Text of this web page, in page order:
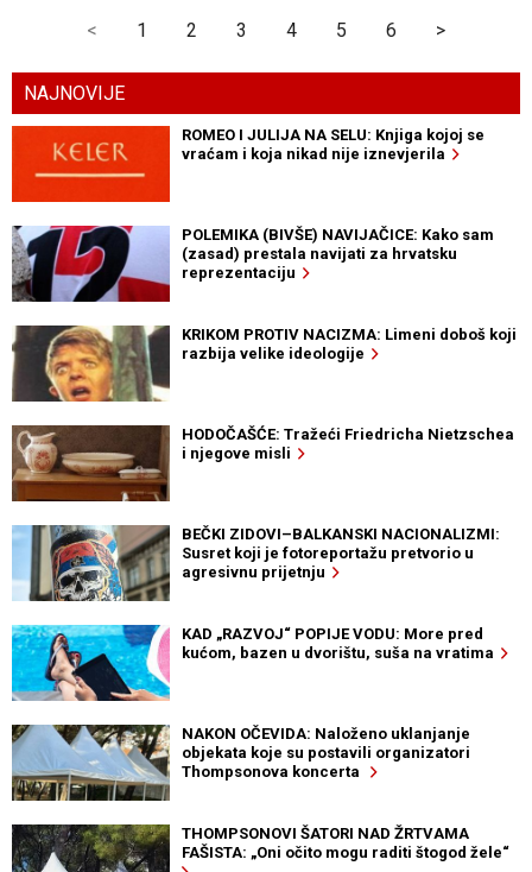
< 1 2 3 4 5 6 >
NAJNOVIJE
ROMEO I JULIJA NA SELU: Knjiga kojoj se
vraćam i koja nikad nije iznevjerila
POLEMIKA (BIVŠE) NAVIJAČICE: Kako sam
(zasad) prestala navijati za hrvatsku
reprezentaciju
KRIKOM PROTIV NACIZMA: Limeni doboš koji
razbija velike ideologije
HODOČAŠĆE: Tražeći Friedricha Nietzschea
i njegove misli
BEČKI ZIDOVI–BALKANSKI NACIONALIZMI:
Susret koji je fotoreportažu pretvorio u
agresivnu prijetnju
KAD „RAZVOJ“ POPIJE VODU: More pred
kućom, bazen u dvorištu, suša na vratima
NAKON OČEVIDA: Naloženo uklanjanje
objekata koje su postavili organizatori
Thompsonova koncerta
THOMPSONOVI ŠATORI NAD ŽRTVAMA
FAŠISTA: „Oni očito mogu raditi štogod žele“